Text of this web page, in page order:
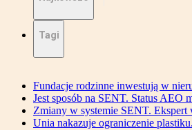
Tagi
Fundacje rodzinne inwestują w
Jest sposób na SENT. Status AEO
Zmiany w systemie SENT. Ekspert
Unia nakazuje ograniczenie